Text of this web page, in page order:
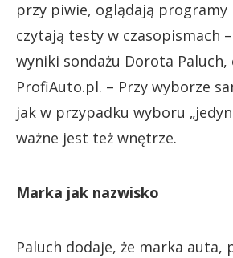
przy piwie, oglądają programy
czytają testy w czasopismach
wyniki sondażu Dorota
ProfiAuto.pl. – Przy wyborze
jak w przypadku wyboru
ważne jest też wnętrze.
Marka jak nazwisko
Paluch dodaje, że marka auta,